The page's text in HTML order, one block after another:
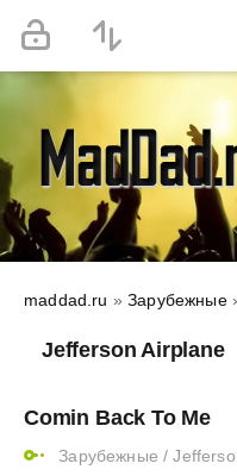
maddad.ru »Зарубежные
Jefferson Airplane
Comin Back To Me
Зарубежные /